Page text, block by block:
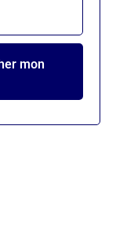
mon